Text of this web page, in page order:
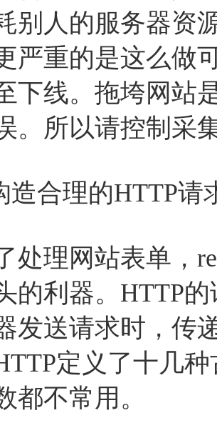
别人的服务器资
严重的是这么做
下线。拖垮网站
。所以请控制采
合理的HTTP请
理网站表单，
的利器。HTTP
发送请求时，传
定义了十几
都不常用。